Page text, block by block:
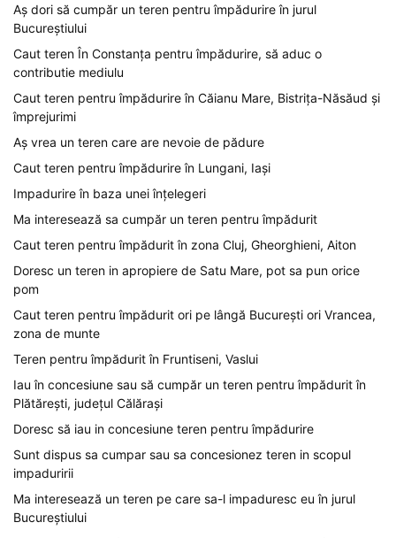
Aș dori să cumpăr un teren pentru împădurire în jurul
Bucureștiului
Caut teren În Constanța pentru împădurire, să aduc o
contributie mediulu
Caut teren pentru împădurire în Căianu Mare, Bistrița-Năsăud și
împrejurimi
Aș vrea un teren care are nevoie de pădure
Caut teren pentru împădurire în Lungani, Iași
Impadurire în baza unei înțelegeri
Ma interesează sa cumpăr un teren pentru împădurit
Caut teren pentru împădurit în zona Cluj, Gheorghieni, Aiton
Doresc un teren in apropiere de Satu Mare, pot sa pun orice
pom
Caut teren pentru împădurit ori pe lângă București ori Vrancea,
zona de munte
Teren pentru împădurit în Fruntiseni, Vaslui
Iau în concesiune sau să cumpăr un teren pentru împădurit în
Plătărești, județul Călărași
Doresc să iau in concesiune teren pentru împădurire
Sunt dispus sa cumpar sau sa concesionez teren in scopul
impaduririi
Ma interesează un teren pe care sa-l impaduresc eu în jurul
Bucureștiului